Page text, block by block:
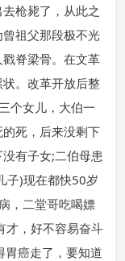
枪毙了，从此之
祖父那段极不光
脊梁骨。在文革
。改革开放后整
个女儿，大伯一
死，后来没剩下
有子女;二伯母患
子)现在都快50岁
，二堂哥吃喝嫖
才，好不容易奋斗
胃癌走了，要知道